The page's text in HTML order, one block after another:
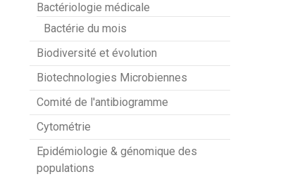
Bactériologie médicale
Bactérie du mois
Biodiversité et évolution
Biotechnologies Microbiennes
Comité de l'antibiogramme
Cytométrie
Epidémiologie & génomique des
populations